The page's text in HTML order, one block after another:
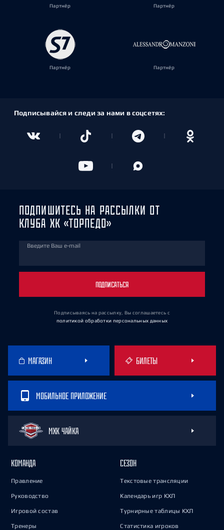
Партнёр Партнёр
Партнёр Партнёр
Подписывайся и следи за нами в соцсетях:
ПОДПИШИТЕСЬ НА РАССЫЛКИ ОТ
КЛУБА ХК «ТОРПЕДО»
Введите Ваш e-mail
ПОДПИСАТЬСЯ
Подписываясь на рассылку, Вы соглашаетесь с
политикой обработки персональных данных
МАГАЗИН БИЛЕТЫ
МОБИЛЬНОЕ ПРИЛОЖЕНИЕ
МХК ЧАЙКА
КОМАНДА
Правление
Руководство
Игровой состав
Тренеры
СЕЗОН
Текстовые трансляции
Календарь игр КХЛ
Турнирные таблицы КХЛ
Статистика игроков